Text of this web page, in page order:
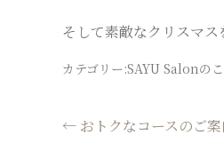
そして素敵なクリスマ
カテゴリー:SAYU Salonの
投
← おトクなコースのご